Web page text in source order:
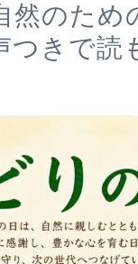
然のため
つきで読